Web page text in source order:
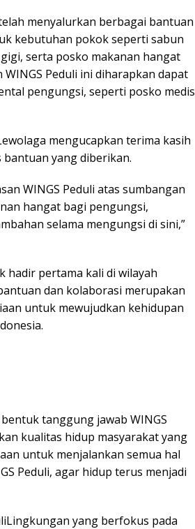
menyalurkan berbagai bantuan
kebutuhan pokok seperti sabun
serta posko makanan hangat
Peduli ini diharapkan dapat
pengungsi, seperti posko medis
mengucapkan terima kasih
bantuan yang diberikan.
WINGS Peduli atas sumbangan
hangat bagi pengungsi,
selama mengungsi di sini,”
hadir pertama kali di wilayah
dan kolaborasi merupakan
untuk mewujudkan kehidupan
tanggung jawab WINGS
kualitas hidup masyarakat yang
untuk menjalankan semua hal
Peduli, agar hidup terus menjadi
yang berfokus pada